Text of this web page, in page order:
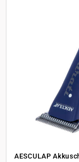
AESCULAP